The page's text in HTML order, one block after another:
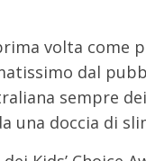
volta come
dal
sempre
una doccia di